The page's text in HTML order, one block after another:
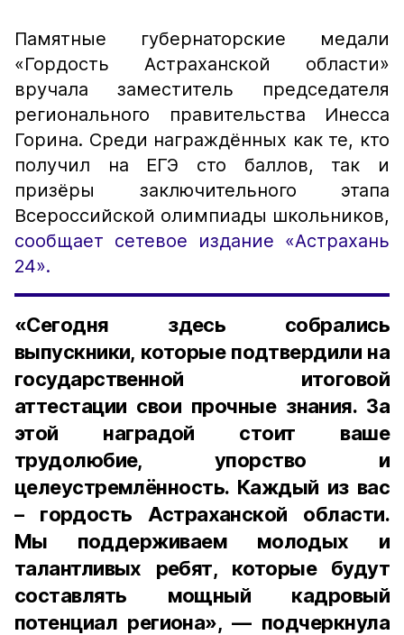
Памятные губернаторские медали
«Гордость Астраханской области»
вручала заместитель председателя
регионального правительства Инесса
Горина. Среди награждённых как те, кто
получил на ЕГЭ сто баллов, так и
призёры заключительного этапа
Всероссийской олимпиады школьников,
сообщает сетевое издание «Астрахань
24».
«Сегодня здесь собрались
выпускники, которые подтвердили на
государственной итоговой
аттестации свои прочные знания. За
этой наградой стоит ваше
трудолюбие, упорство и
целеустремлённость. Каждый из вас
– гордость Астраханской области.
Мы поддерживаем молодых и
талантливых ребят, которые будут
составлять мощный кадровый
потенциал региона», — подчеркнула